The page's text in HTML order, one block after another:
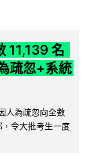
11,139 名
疏忽+系統
人為疏忽向全數
令大批考生一度